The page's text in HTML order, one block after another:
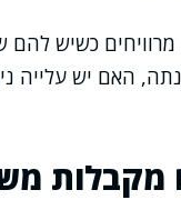
מרוויחים כשיש
האם יש עלייה
מקבלות